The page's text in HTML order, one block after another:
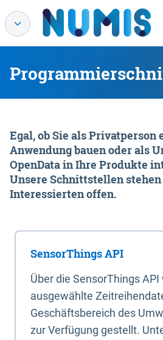
Egal, ob Sie als Privatperson
Anwendung bauen oder als
OpenData in Ihre Produkte
Unsere Schnittstellen
Interessierten offen.
SensorThings API
Über die SensorThings API
ausgewählte
Geschäftsbereich des
zur Verfügung gestellt.